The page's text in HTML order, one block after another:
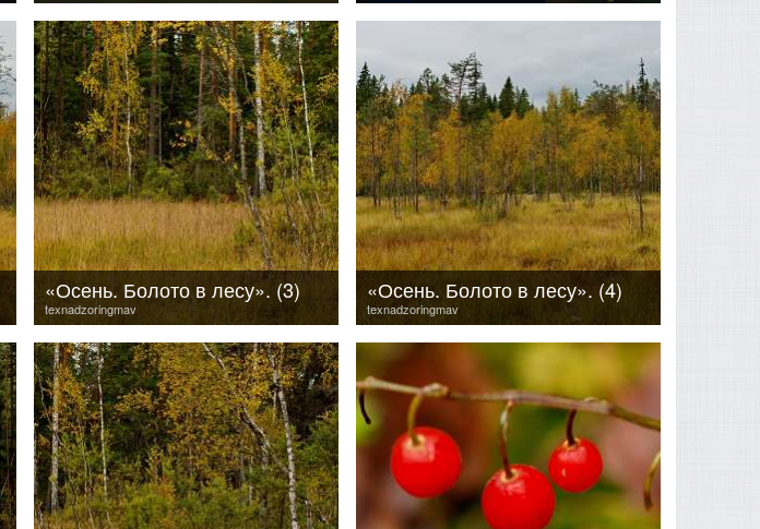
texnadzoringmav
«Осень. Болото в лесу». (3)
texnadzoringmav
«Осень. Болото в лесу». (4)